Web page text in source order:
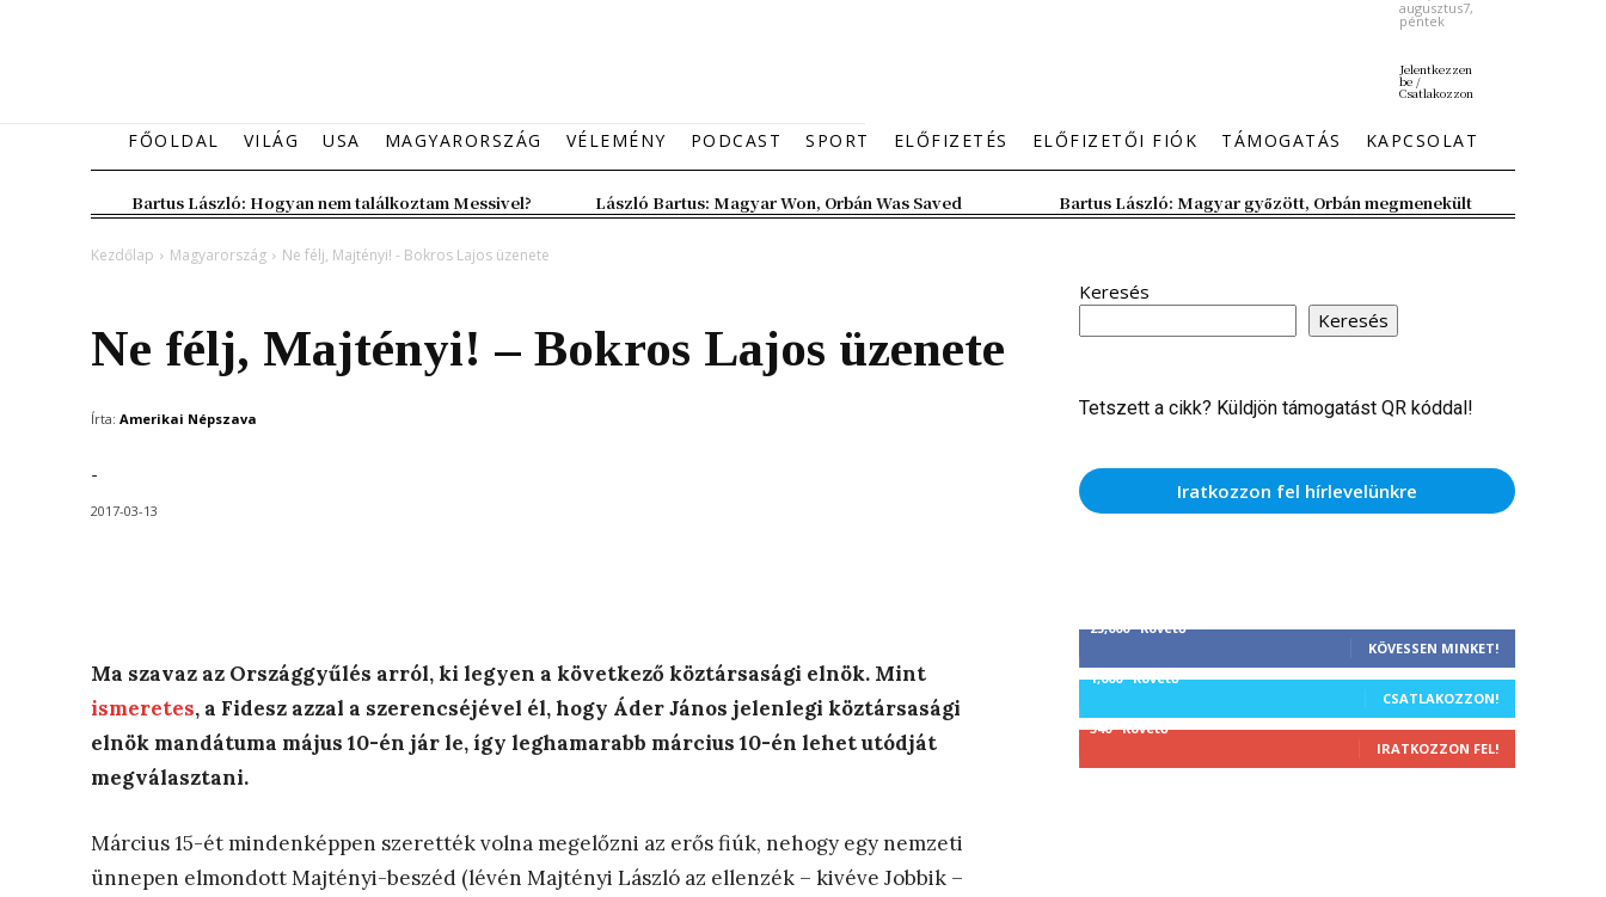
augusztus7,
péntek
Jelentkezzen
be /
Csatlakozzon
FŐOLDAL VILÁG USA MAGYARORSZÁG VÉLEMÉNY PODCAST SPORT ELŐFIZETÉS ELŐFIZETŐI FIÓK TÁMOGATÁS KAPCSOLAT
Bartus László: Hogyan nem találkoztam Messivel? László Bartus: Magyar Won, Orbán Was Saved Bartus László: Magyar győzött, Orbán megmenekült
Kezdőlap Magyarország Ne félj, Majtényi! - Bokros Lajos üzenete
Ne félj, Majtényi! – Bokros Lajos üzenete
Írta: Amerikai Népszava
-
2017-03-13
Ma szavaz az Országgyűlés arról, ki legyen a következő köztársasági elnök. Mint
ismeretes, a Fidesz azzal a szerencséjével él, hogy Áder János jelenlegi köztársasági
elnök mandátuma május 10-én jár le, így leghamarabb március 10-én lehet utódját
megválasztani.
Március 15-ét mindenképpen szerették volna megelőzni az erős fiúk, nehogy egy nemzeti
ünnepen elmondott Majtényi-beszéd (lévén Majtényi László az ellenzék – kivéve Jobbik –
Keresés
Keresés
Tetszett a cikk? Küldjön támogatást QR kóddal!
Iratkozzon fel hírlevelünkre
25,000 Követő
KÖVESSEN MINKET!
1,000 Követő
CSATLAKOZZON!
340 Követő
IRATKOZZON FEL!